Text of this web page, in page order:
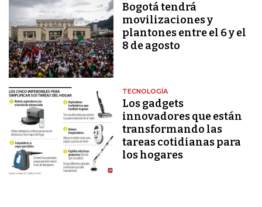
Bogotá tendrá
movilizaciones y
plantones entre el 6 y el
8 de agosto
TECNOLOGÍA
Los gadgets
innovadores que están
transformando las
tareas cotidianas para
los hogares